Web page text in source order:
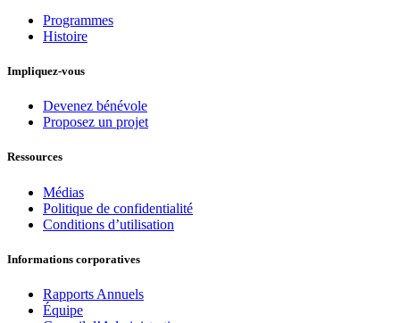
Programmes
Histoire
Impliquez-vous
Devenez bénévole
Proposez un projet
Ressources
Médias
Politique de confidentialité
Conditions d’utilisation
Informations corporatives
Rapports Annuels
Équipe